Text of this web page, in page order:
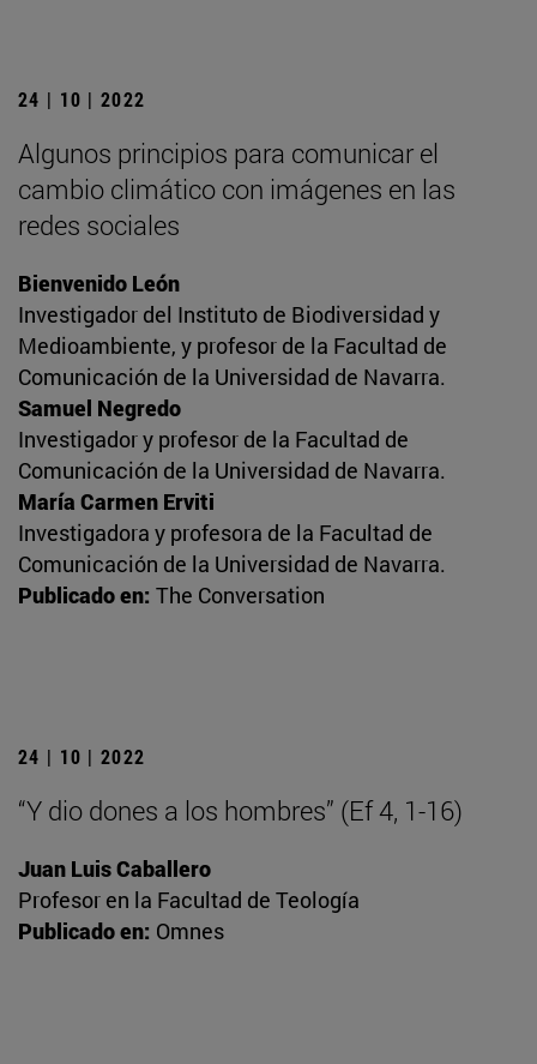
24 | 10 | 2022
Algunos principios para comunicar el
cambio climático con imágenes en las
redes sociales
Bienvenido León
Investigador del Instituto de Biodiversidad y
Medioambiente, y profesor de la Facultad de
Comunicación de la Universidad de Navarra.
Samuel Negredo
Investigador y profesor de la Facultad de
Comunicación de la Universidad de Navarra.
María Carmen Erviti
Investigadora y profesora de la Facultad de
Comunicación de la Universidad de Navarra.
Publicado en: The Conversation
24 | 10 | 2022
“Y dio dones a los hombres” (Ef 4, 1-16)
Juan Luis Caballero
Profesor en la Facultad de Teología
Publicado en: Omnes